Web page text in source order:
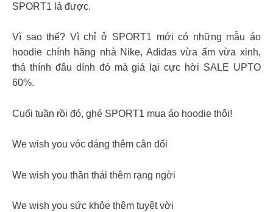
SPORT1 là được.
Vì sao thế? Vì chỉ ở SPORT1 mới có những mẫu áo
hoodie chính hãng nhà Nike, Adidas vừa ấm vừa xinh,
thả thính đâu dính đó mà giá lại cực hời SALE UPTO
60%.
Cuối tuần rồi đó, ghé SPORT1 mua áo hoodie thôi!
We wish you vóc dáng thêm cân đối
We wish you thần thái thêm rạng ngời
We wish you sức khỏe thêm tuyệt vời